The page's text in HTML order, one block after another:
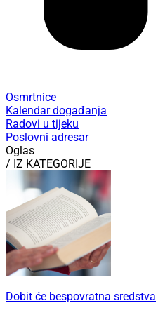
Osmrtnice
Kalendar događanja
Radovi u tijeku
Poslovni adresar
Oglas
/ IZ KATEGORIJE
Dobit će bespovratna sredstva